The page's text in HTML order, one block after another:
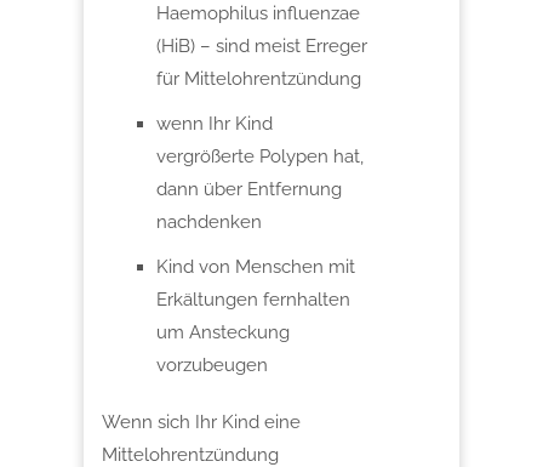
Haemophilus influenzae
(HiB) – sind meist Erreger
für Mittelohrentzündung
wenn Ihr Kind
vergrößerte Polypen hat,
dann über Entfernung
nachdenken
Kind von Menschen mit
Erkältungen fernhalten
um Ansteckung
vorzubeugen
Wenn sich Ihr Kind eine
Mittelohrentzündung